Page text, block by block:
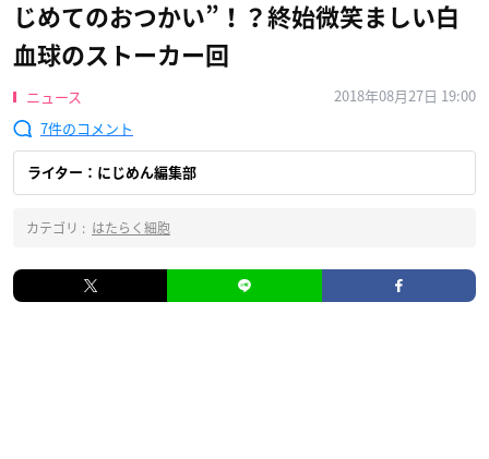
じめてのおつかい”！？終始微笑ましい白
血球のストーカー回
ニュース
2018年08月27日 19:00
7
ライター：にじめん編集部
カテゴリ : はたらく細胞